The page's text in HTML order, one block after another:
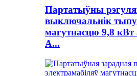
Партатыўны
выключальнік тыпу
магутнасцю 9,8 кВт
А...